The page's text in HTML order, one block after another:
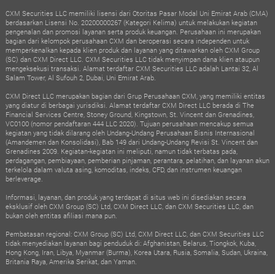
CXM Securities LLC memiliki lisensi dari Otoritas Pasar Modal Uni Emirat Arab (CMA)
berdasarkan Lisensi No. 20200000267 (Kategori Kelima) untuk melakukan kegiatan
pengenalan dan promosi layanan serta produk keuangan. Perusahaan ini merupakan
bagian dari kelompok perusahaan CXM dan beroperasi secara independen untuk
memperkenalkan kepada klien produk dan layanan yang ditawarkan oleh CXM Group
(SC) dan CXM Direct LLC. CXM Securities LLC tidak menyimpan dana klien ataupun
mengeksekusi transaksi. Alamat terdaftar CXM Securities LLC adalah Lantai 32, Al
Salam Tower, Al Sufouh 2, Dubai, Uni Emirat Arab.
CXM Direct LLC merupakan bagian dari Grup Perusahaan CXM, yang memiliki entitas
yang diatur di berbagai yurisdiksi. Alamat terdaftar CXM Direct LLC berada di The
Financial Services Centre, Stoney Ground, Kingstown, St. Vincent dan Grenadines,
VC0100 (nomor pendaftaran 444 LLC 2020). Tujuan perusahaan mencakup semua
kegiatan yang tidak dilarang oleh Undang-Undang Perusahaan Bisnis Internasional
(Amandemen dan Konsolidasi), Bab 149 dari Undang-Undang Revisi St. Vincent dan
Grenadines 2009. Kegiatan-kegiatan ini meliputi, namun tidak terbatas pada,
perdagangan, pembiayaan, pemberian pinjaman, perantara, pelatihan, dan layanan akun
terkelola dalam valuta asing, komoditas, indeks, CFD, dan instrumen keuangan
berleverage.
Informasi, layanan, dan produk yang terdapat di situs web ini disediakan secara
eksklusif oleh CXM Group (SC) Ltd, CXM Direct LLC, dan CXM Securities LLC, dan
bukan oleh entitas afiliasi mana pun.
Pembatasan regional: CXM Group (SC) Ltd, CXM Direct LLC, dan CXM Securities LLC
tidak menyediakan layanan bagi penduduk di: Afghanistan, Belarus, Tiongkok, Kuba,
Hong Kong, Iran, Libya, Myanmar (Burma), Korea Utara, Rusia, Somalia, Sudan, Ukraina,
Britania Raya, Amerika Serikat, dan Yaman.